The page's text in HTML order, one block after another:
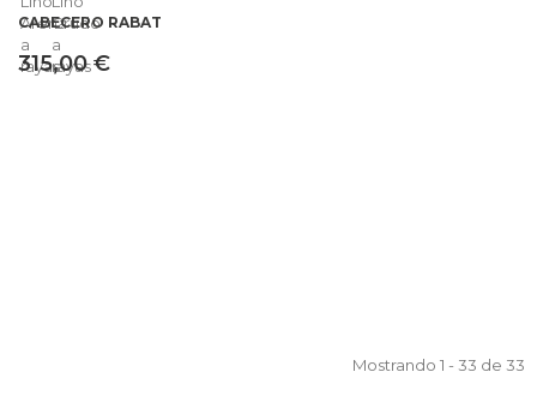
CABECERO RABAT
315,00 €
Mostrando 1 - 33 de 33